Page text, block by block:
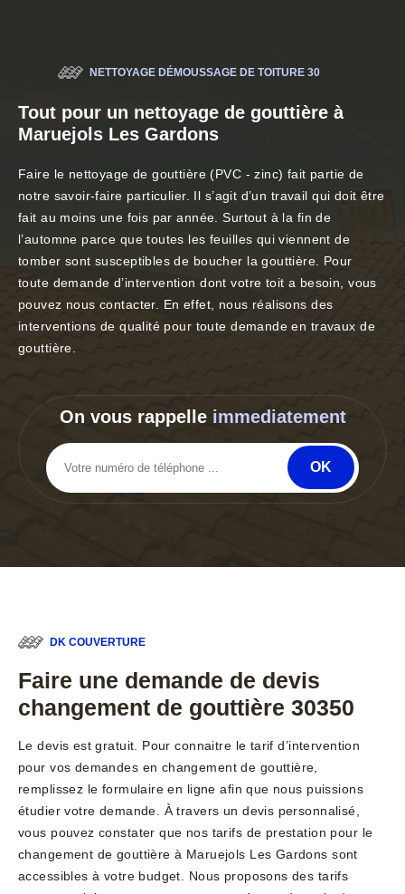
NETTOYAGE DÉMOUSSAGE DE TOITURE 30
Tout pour un nettoyage de gouttière à
Maruejols Les Gardons
Faire le nettoyage de gouttière (PVC - zinc) fait partie de
notre savoir-faire particulier. Il s’agit d’un travail qui doit être
fait au moins une fois par année. Surtout à la fin de
l’automne parce que toutes les feuilles qui viennent de
tomber sont susceptibles de boucher la gouttière. Pour
toute demande d’intervention dont votre toit a besoin, vous
pouvez nous contacter. En effet, nous réalisons des
interventions de qualité pour toute demande en travaux de
gouttière.
On vous rappelle immediatement
DK COUVERTURE
Faire une demande de devis
changement de gouttière 30350
Le devis est gratuit. Pour connaitre le tarif d’intervention
pour vos demandes en changement de gouttière,
remplissez le formulaire en ligne afin que nous puissions
étudier votre demande. À travers un devis personnalisé,
vous pouvez constater que nos tarifs de prestation pour le
changement de gouttière à Maruejols Les Gardons sont
accessibles à votre budget. Nous proposons des tarifs